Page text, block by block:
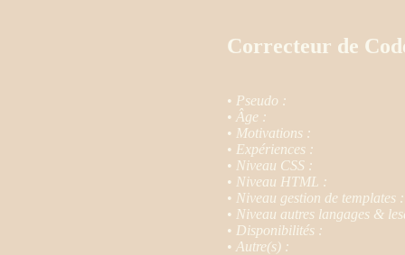
Correcteur de
• Pseudo :
• Âge :
• Motivations :
• Expériences :
• Niveau CSS :
• Niveau HTML :
• Niveau gestion de templates :
• Niveau autres langages &
• Disponibilités :
• Autre(s) :